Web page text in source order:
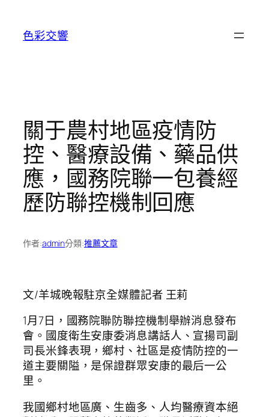
色彩交響
關于農村地區疫情防
控、醫療設備、藥品供
應，國務院聯一包養經
歷防聯控機制回應
作者:admin分類:推薦文章
文/羊城晚報駐京全媒體記者 王莉
1月7日，國務院聯防聯控機制舉辦消息發布
會。國度衛生安康委消息講話人、宣揚司副
司長米鋒表現，鄉村、社區是疫情防控的一
道主要關隘，是保證群眾安康的最后一公
里。
我國鄉村地區廣、生齒多、人均醫療資本絕